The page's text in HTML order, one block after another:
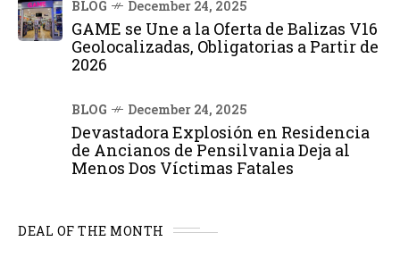
BLOG December 24, 2025
GAME se Une a la Oferta de Balizas V16
Geolocalizadas, Obligatorias a Partir de
2026
BLOG December 24, 2025
Devastadora Explosión en Residencia
de Ancianos de Pensilvania Deja al
Menos Dos Víctimas Fatales
DEAL OF THE MONTH